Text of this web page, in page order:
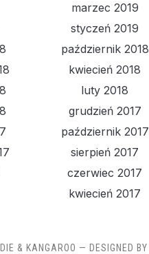
marzec 2019
styczeń 2019
październik 2018
kwiecień 2018
luty 2018
grudzień 2017
październik 2017
sierpień 2017
czerwiec 2017
kwiecień 2017
& KANGAROO — DESIGNED BY